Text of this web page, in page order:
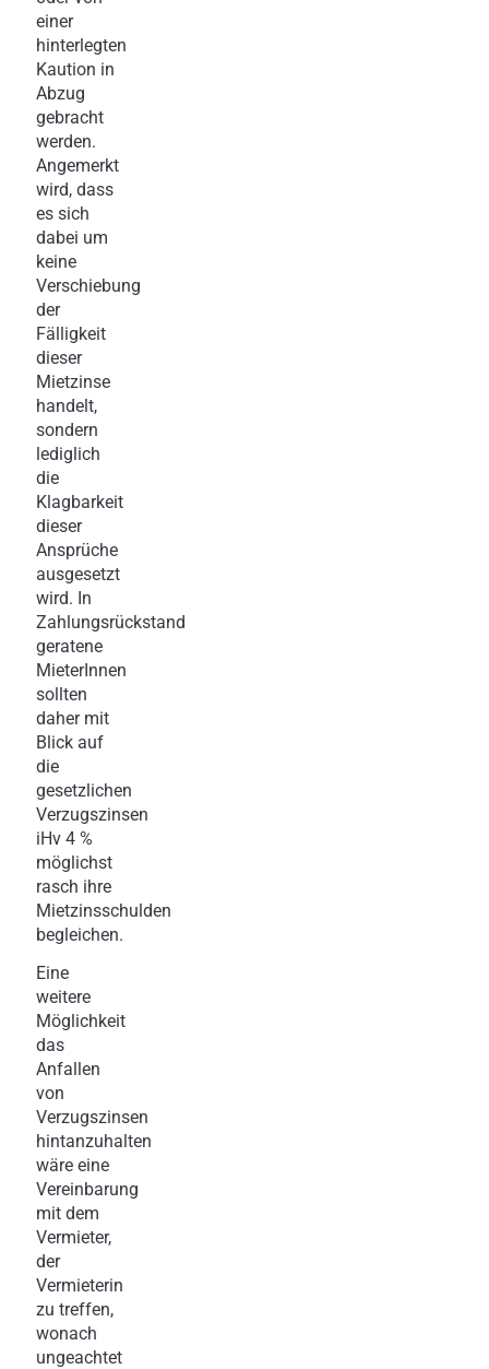
einer
hinterlegten
Kaution in
Abzug
gebracht
werden.
Angemerkt
wird, dass
es sich
dabei um
keine
Verschiebung
der
Fälligkeit
dieser
Mietzinse
handelt,
sondern
lediglich
die
Klagbarkeit
dieser
Ansprüche
ausgesetzt
wird. In
Zahlungsrückstand
geratene
MieterInnen
sollten
daher mit
Blick auf
die
gesetzlichen
Verzugszinsen
iHv 4 %
möglichst
rasch ihre
Mietzinsschulden
begleichen.
Eine
weitere
Möglichkeit
das
Anfallen
von
Verzugszinsen
hintanzuhalten
wäre eine
Vereinbarung
mit dem
Vermieter,
der
Vermieterin
zu treffen,
wonach
ungeachtet